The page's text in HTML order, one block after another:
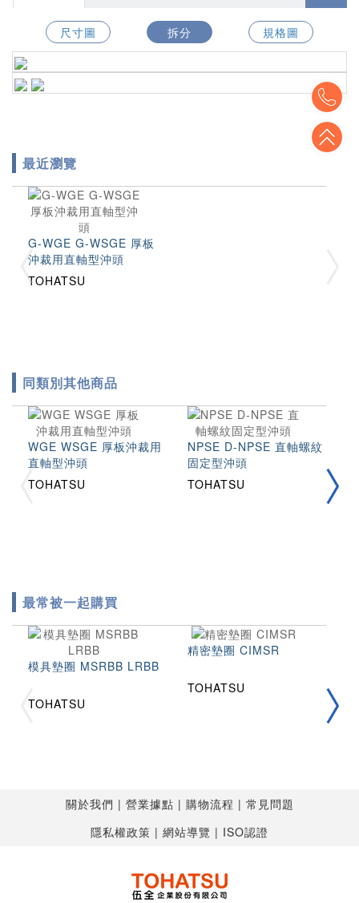
尺寸圖 拆分 規格圖
最近瀏覽
G-WGE G-WSGE 厚板
沖裁用直軸型沖頭
TOHATSU
同類別其他商品
WGE WSGE 厚板沖裁用
直軸型沖頭
TOHATSU
NPSE D-NPSE 直軸螺紋
固定型沖頭
TOHATSU
最常被一起購買
模具墊圈 MSRBB LRBB
TOHATSU
精密墊圈 CIMSR
TOHATSU
關於我們 營業據點 購物流程
常見問題
隱私權政策
網站導覽 ISO認證